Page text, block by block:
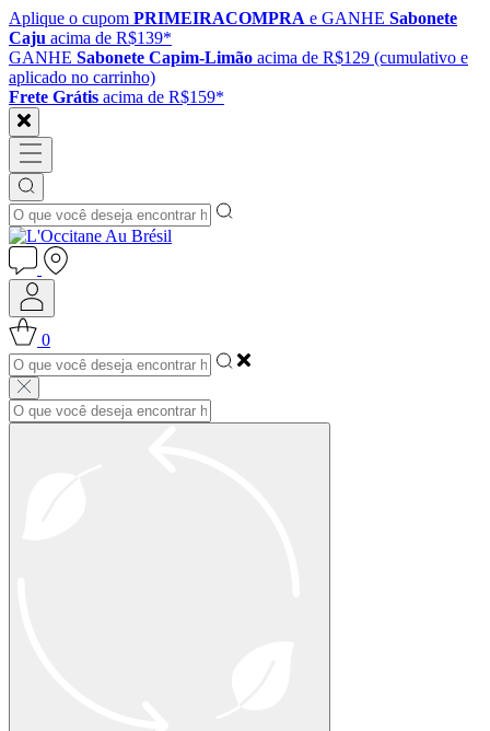
Aplique o cupom PRIMEIRACOMPRA e GANHE Sabonete
Caju acima de R$139*
GANHE Sabonete Capim-Limão acima de R$129 (cumulativo e
aplicado no carrinho)
Frete Grátis acima de R$159*
0